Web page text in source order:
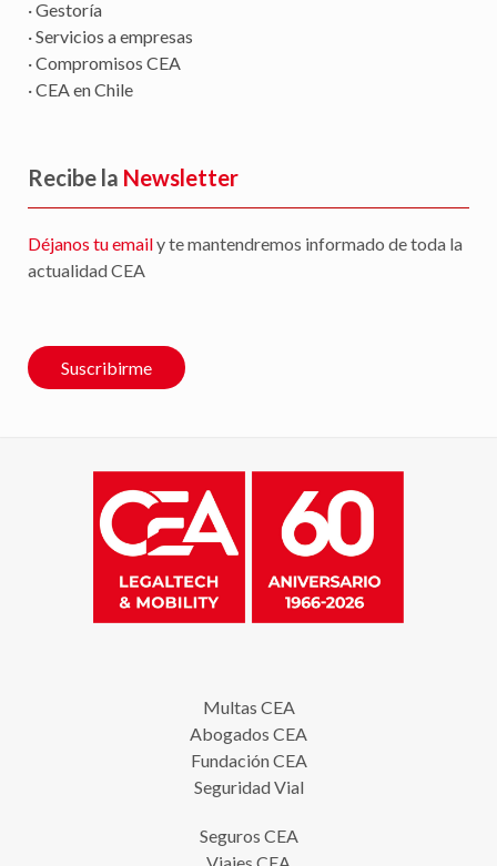
· Gestoría
· Servicios a empresas
· Compromisos CEA
· CEA en Chile
Recibe la Newsletter
Déjanos tu emaily te mantendremos informado de toda la
actualidad CEA
Suscribirme
Multas CEA
Abogados CEA
Fundación CEA
Seguridad Vial
Seguros CEA